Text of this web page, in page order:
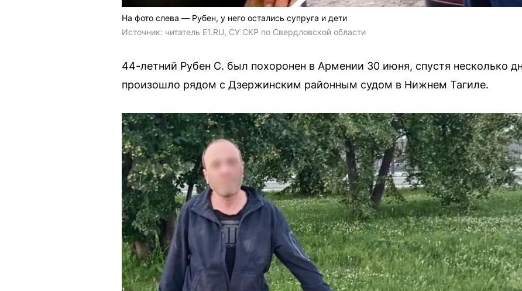
На фото слева — Рубен, у него остались супруга и дети
Источник: читатель Е1.RU, СУ СКР по Свердловской области
44-летний Рубен С. был похоронен в Армении 30 июня, спустя несколько
произошло рядом с Дзержинским районным судом в Нижнем Тагиле.